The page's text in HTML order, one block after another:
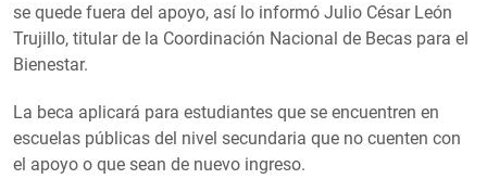
se quede fuera del apoyo, así lo informó Julio César León
Trujillo, titular de la Coordinación Nacional de Becas para el
Bienestar.
La beca aplicará para estudiantes que se encuentren en
escuelas públicas del nivel secundaria que no cuenten con
el apoyo o que sean de nuevo ingreso.